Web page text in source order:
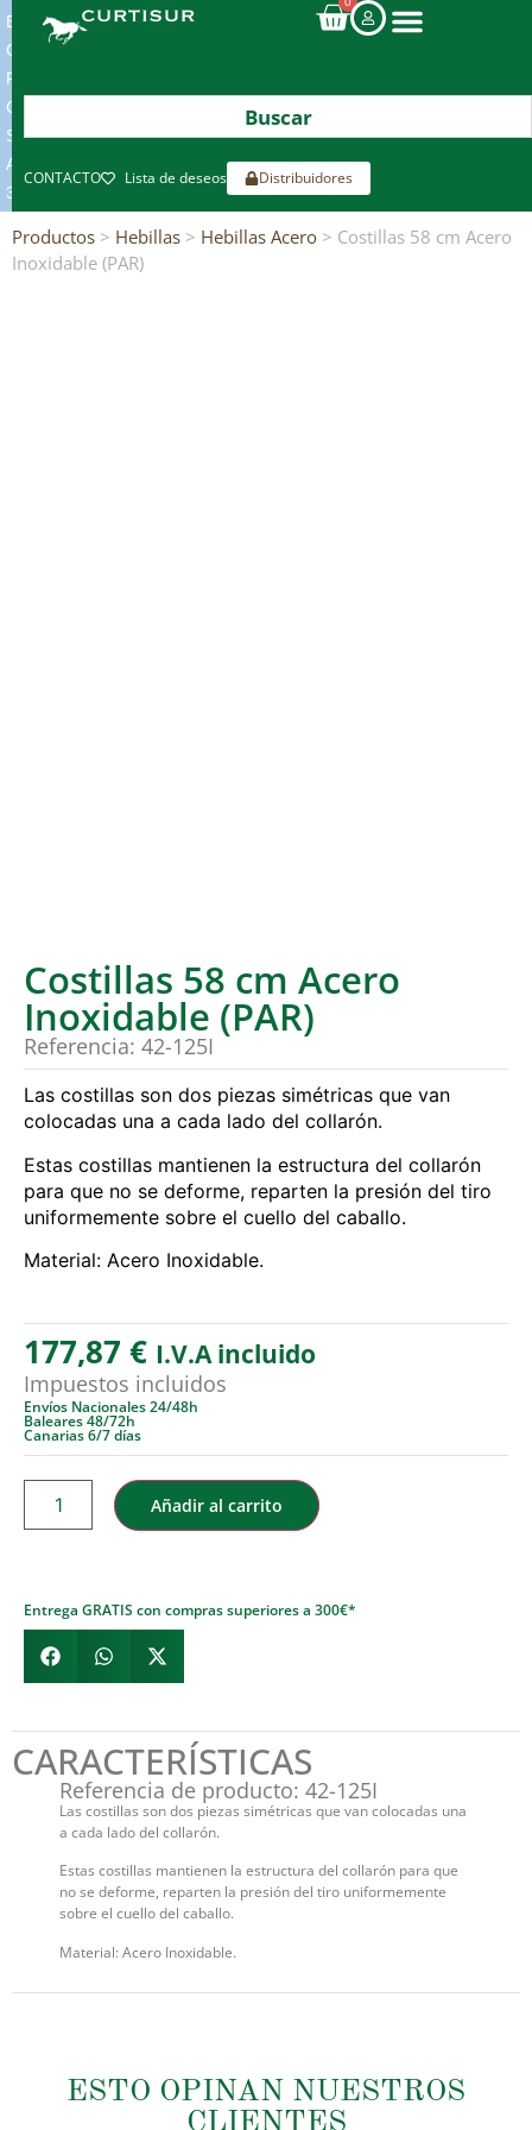
ENVIOS
GRATIS
POR
COMPRAS
SUPERIORES
A
300€*
CONTACTO Lista de deseos Distribuidores
Productos > Hebillas > Hebillas Acero > Costillas 58 cm Acero
Inoxidable (PAR)
Costillas 58 cm Acero
Inoxidable (PAR)
Referencia: 42-125I
Las costillas son dos piezas simétricas que van
colocadas una a cada lado del collarón.
Estas costillas mantienen la estructura del collarón
para que no se deforme, reparten la presión del tiro
uniformemente sobre el cuello del caballo.
Material: Acero Inoxidable.
177,87 € I.V.A incluido
Impuestos incluidos
Envíos Nacionales 24/48h
Baleares 48/72h
Canarias 6/7 días
Añadir al carrito
Entrega GRATIS con compras superiores a 300€*
CARACTERÍSTICAS
Referencia de producto: 42-125I
Las costillas son dos piezas simétricas que van colocadas una
a cada lado del collarón.
Estas costillas mantienen la estructura del collarón para que
no se deforme, reparten la presión del tiro uniformemente
sobre el cuello del caballo.
Material: Acero Inoxidable.
ESTO OPINAN NUESTROS
CLIENTES